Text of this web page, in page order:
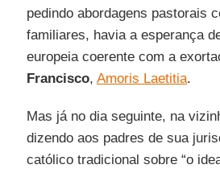
pedindo abordagens pastorais
familiares, havia a esperança
europeia coerente com a
Francisco, Amoris Laetitia.
Mas já no dia seguinte, na
dizendo aos padres de sua
católico tradicional sobre “o